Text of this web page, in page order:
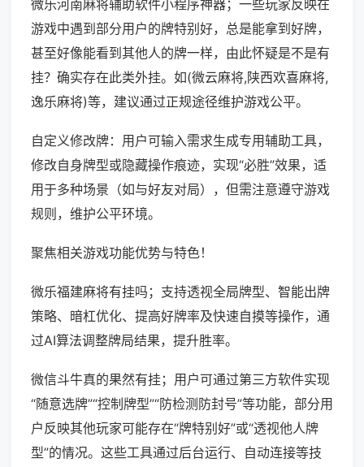
微乐河南麻将辅助软件小程序神器；一些玩家反映在
游戏中遇到部分用户的牌特别好，总是能拿到好牌，
甚至好像能看到其他人的牌一样，由此怀疑是不是有
挂？确实存在此类外挂。如(微云麻将,陕西欢喜麻将,
逸乐麻将)等，建议通过正规途径维护游戏公平。
自定义修改牌：用户可输入需求生成专用辅助工具，
修改自身牌型或隐藏操作痕迹，实现“必胜”效果，适
用于多种场景（如与好友对局），但需注意遵守游戏
规则，维护公平环境。
聚焦相关游戏功能优势与特色！
微乐福建麻将有挂吗；支持透视全局牌型、智能出牌
策略、暗杠优化、提高好牌率及快速自摸等操作，通
过AI算法调整牌局结果，提升胜率。
微信斗牛真的果然有挂；用户可通过第三方软件实现
“随意选牌”“控制牌型”“防检测防封号”等功能，部分用
户反映其他玩家可能存在“牌特别好”或“透视他人牌
型”的情况。这些工具通过后台运行、自动连接等技